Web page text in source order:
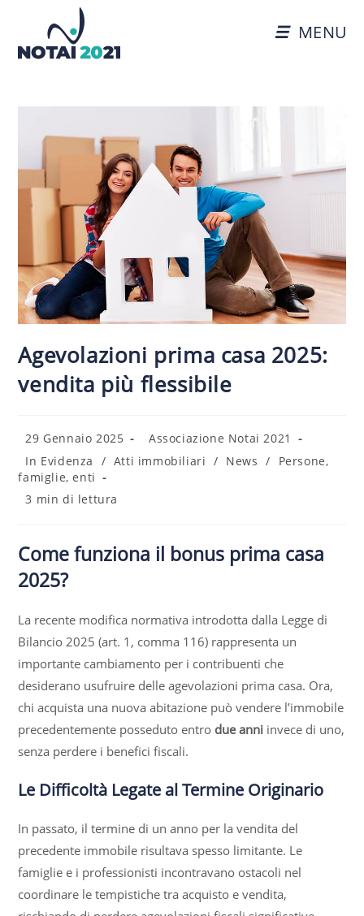
MENU
Agevolazioni prima casa 2025:
vendita più flessibile
29 Gennaio 2025
Associazione Notai 2021
In Evidenza
/ Atti immobiliari / News /
Persone,
famiglie, enti
3 min di lettura
Come funziona il bonus prima casa
2025?
La recente modifica normativa introdotta dalla Legge di
Bilancio 2025 (art. 1, comma 116) rappresenta un
importante cambiamento per i contribuenti che
desiderano usufruire delle agevolazioni prima casa. Ora,
chi acquista una nuova abitazione può vendere l’immobile
precedentemente posseduto entro due anni invece di uno,
senza perdere i benefici fiscali.
Le Difficoltà Legate al Termine Originario
In passato, il termine di un anno per la vendita del
precedente immobile risultava spesso limitante. Le
famiglie e i professionisti incontravano ostacoli nel
coordinare le tempistiche tra acquisto e vendita,